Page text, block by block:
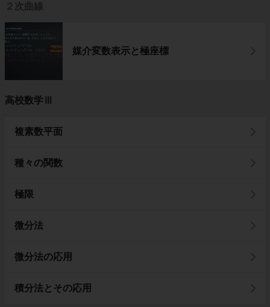
２次曲線
媒介変数表示と極座標
高校数学Ⅲ
複素数平面
種々の関数
極限
微分法
微分法の応用
積分法とその応用